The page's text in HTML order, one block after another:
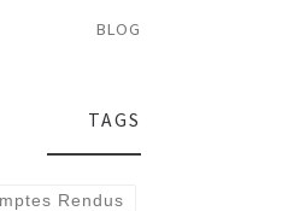
BLOG
TAGS
Rendus